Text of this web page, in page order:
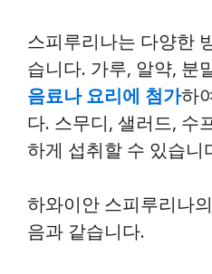
스피루리나는 다양한
습니다. 가루, 알약, 분
음료나 요리에 첨가하
다. 스무디, 샐러드, 수
하게 섭취할 수 있습니
하와이안 스피루리나의
음과 같습니다.